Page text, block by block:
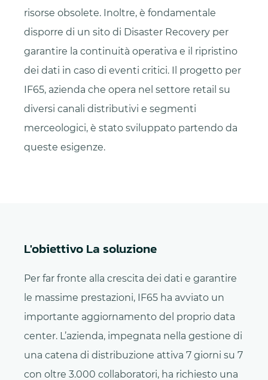
risorse obsolete. Inoltre, è fondamentale
disporre di un sito di Disaster Recovery per
garantire la continuità operativa e il ripristino
dei dati in caso di eventi critici. Il progetto per
IF65, azienda che opera nel settore retail su
diversi canali distributivi e segmenti
merceologici, è stato sviluppato partendo da
queste esigenze.
L'obiettivo La soluzione
Per far fronte alla crescita dei dati e garantire
le massime prestazioni, IF65 ha avviato un
importante aggiornamento del proprio data
center. L’azienda, impegnata nella gestione di
una catena di distribuzione attiva 7 giorni su 7
con oltre 3.000 collaboratori, ha richiesto una